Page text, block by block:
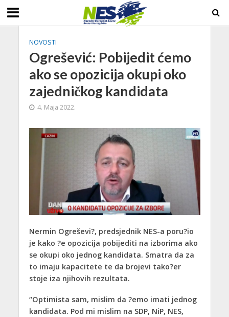
NOVOSTI
Ogrešević: Pobijedit ćemo
ako se opozicija okupi oko
zajedničkog kandidata
4. Maja 2022.
Nermin Ogreševi?, predsjednik NES-a poru?io
je kako ?e opozicija pobijediti na izborima ako
se okupi oko jednog kandidata. Smatra da za
to imaju kapacitete te da brojevi tako?er
stoje iza njihovih rezultata.
“Optimista sam, mislim da ?emo imati jednog
kandidata. Pod mi mislim na SDP, NiP, NES,